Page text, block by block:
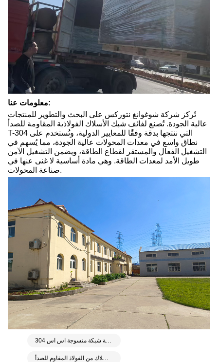
معلومات عنا:
تُركز شركة شوغوانغ نتوركس على البحث والتطوير للمنتجات
عالية الجودة. تُصنع لفائف شبك الأسلاك الفولاذية المقاومة للصدأ
T-304 التي ننتجها بدقة وفقًا للمعايير الدولية، وتُستخدم على
نطاق واسع في معدات المحولات عالية الجودة، مما يُسهم في
التشغيل الفعال والمستقر لقطاع الطاقة، ويضمن التشغيل الآمن
طويل الأمد لمعدات الطاقة. وهي مادة أساسية لا غنى عنها في
صناعة المحولات.
لفة شبكة منسوجة اس اس 304L
لفة شبكة أسلاك من الفولاذ المقاوم للصدأ T-304